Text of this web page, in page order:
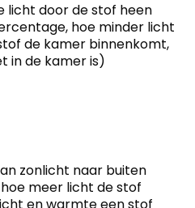
licht door de stof heen
hoe minder licht
de kamer binnenkomt,
in de kamer is)
zonlicht naar buiten
meer licht de stof